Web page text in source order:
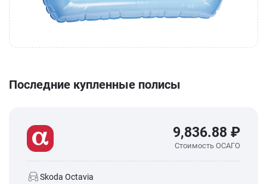
Последние купленные полисы
9,836.88 ₽
Стоимость ОСАГО
Skoda Octavia